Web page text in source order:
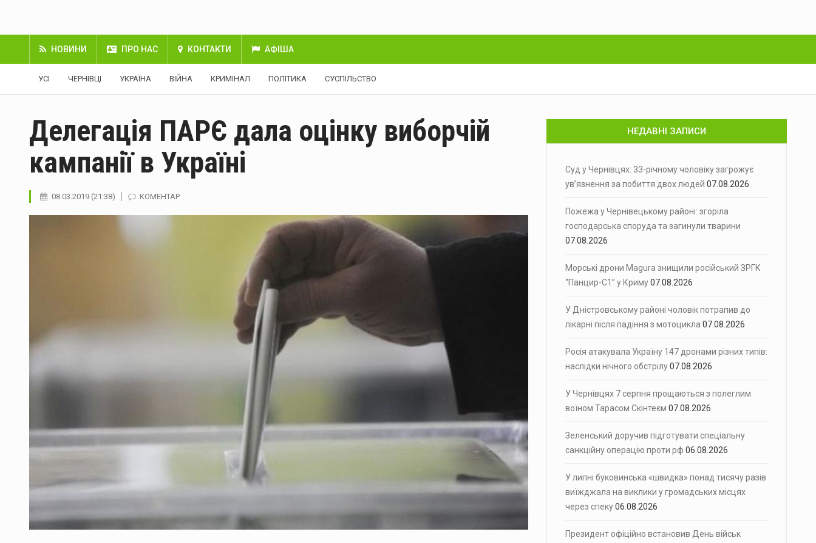
НОВИНИ ПРО НАС КОНТАКТИ АФІША
УСІ ЧЕРНІВЦІ УКРАЇНА ВІЙНА КРИМІНАЛ ПОЛІТИКА СУСПІЛЬСТВО
Делегація ПАРЄ дала оцінку виборчій
кампанії в Україні
08.03.2019 (21:38) КОМЕНТАР
НЕДАВНІ ЗАПИСИ
Суд у Чернівцях: 33-річному чоловіку загрожує
ув’язнення за побиття двох людей 07.08.2026
Пожежа у Чернівецькому районі: згоріла
господарська споруда та загинули тварини
07.08.2026
Морські дрони Magura знищили російський ЗРГК
“Панцир-С1” у Криму07.08.2026
У Дністровському районі чоловік потрапив до
лікарні після падіння з мотоцикла 07.08.2026
Росія атакувала Україну 147 дронами різних типів:
наслідки нічного обстрілу07.08.2026
У Чернівцях 7 серпня прощаються з полеглим
воїном Тарасом Скінтеєм 07.08.2026
Зеленський доручив підготувати спеціальну
санкційну операцію проти рф 06.08.2026
У липні буковинська «швидка» понад тисячу разів
виїжджала на виклики у громадських місцях
через спеку06.08.2026
Президент офіційно встановив День військ